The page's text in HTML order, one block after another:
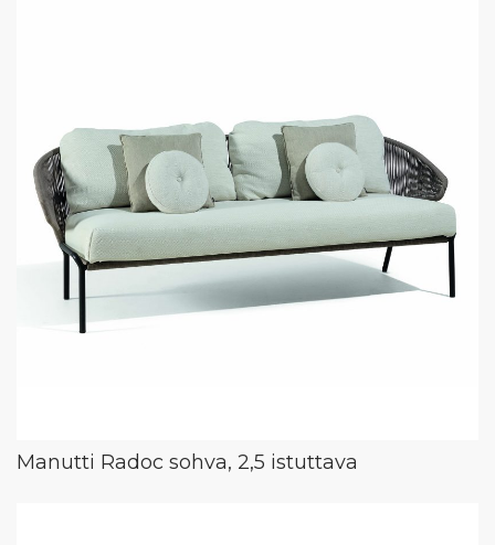
Manutti Radoc sohva, 2,5 istuttava